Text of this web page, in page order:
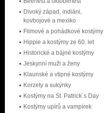
Divoký západ, indiáni,
kovbojové a mexiko
Filmové a pohádkové kostýmy
Hippie a kostýmy ze 60. let
Historické a bájné kostýmy
Jeskynní muži a ženy
Klaunské a vtipné kostýmy
Korzety a sukýnky
Kostýmy na St. Patrick`s Day
Kostýmy upírů a vampírek